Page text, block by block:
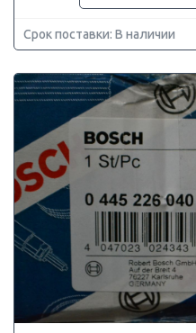
Срок поставки: В наличии